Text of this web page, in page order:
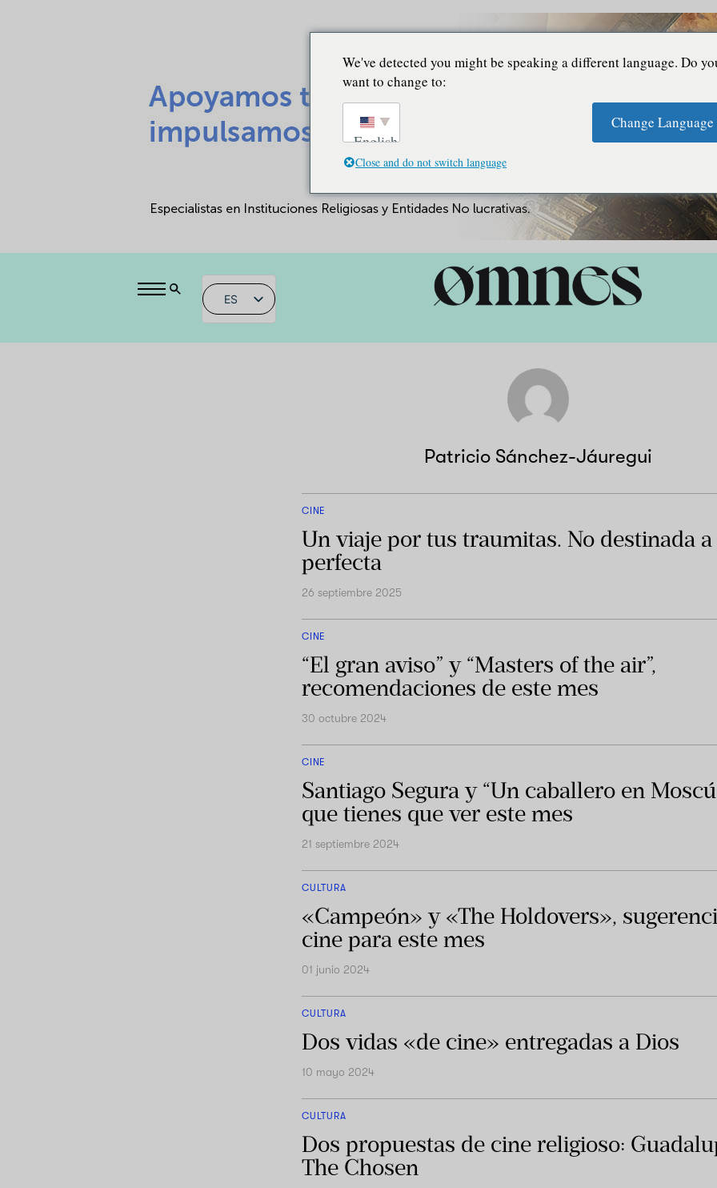
ES
Patricio Sánchez-Jáuregui
CINE
Un viaje por tus traumitas. No destinada a
perfecta
26 septiembre 2025
CINE
“El gran aviso” y “Masters of the air”,
recomendaciones de este mes
30 octubre 2024
CINE
Santiago Segura y “Un caballero en
que tienes que ver este mes
21 septiembre 2024
CULTURA
«Campeón» y «The Holdovers»,
cine para este mes
01 junio 2024
CULTURA
Dos vidas «de cine» entregadas a Dios
10 mayo 2024
CULTURA
Dos propuestas de cine religioso:
The Chosen
We've detected you might be speaking a different language. Do
want to change to:
English
Change Language
Close and do not switch language